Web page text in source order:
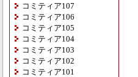
コミティア107
コミティア106
コミティア105
コミティア104
コミティア103
コミティア102
コミティア101